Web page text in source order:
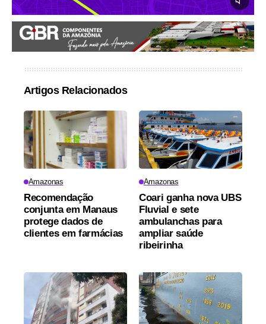
Artigos Relacionados
Amazonas
Recomendação
conjunta em Manaus
protege dados de
clientes em farmácias
Amazonas
Coari ganha nova UBS
Fluvial e sete
ambulanchas para
ampliar saúde
ribeirinha